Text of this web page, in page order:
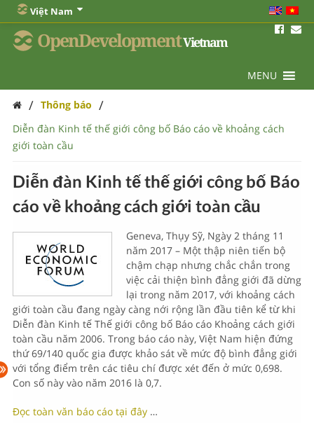
Việt Nam
OpenDevelopmentVietnam
MENU
/ Thông báo /
Diễn đàn Kinh tế thế giới công bố Báo cáo về khoảng cách
giới toàn cầu
Diễn đàn Kinh tế thế giới công bố Báo
cáo về khoảng cách giới toàn cầu
Geneva, Thụy Sỹ, Ngày 2 tháng 11
năm 2017 – Một thập niên tiến bộ
chậm chạp nhưng chắc chắn trong
việc cải thiện bình đẳng giới đã dừng
lại trong năm 2017, với khoảng cách
giới toàn cầu đang ngày càng nới rộng lần đầu tiên kể từ khi
Diễn đàn Kinh tế Thế giới công bố Báo cáo Khoảng cách giới
toàn cầu năm 2006. Trong báo cáo này, Việt Nam hiện đứng
thứ 69/140 quốc gia được khảo sát về mức độ bình đẳng giới
với tổng điểm trên các tiêu chí được xét đến ở mức 0,698.
Con số này vào năm 2016 là 0,7.
Đọc toàn văn báo cáo tại đây…